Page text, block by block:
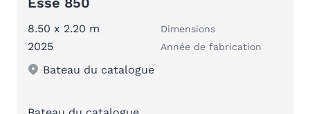
8.50 x 2.20 m Dimensions
2025 Année de fabrication
Bateau du catalogue